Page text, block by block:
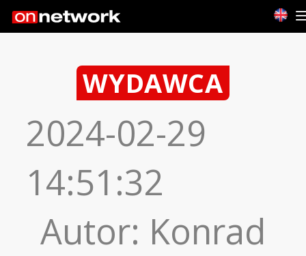
WYDAWCA
2024-02-29
14:51:32
Autor: Konrad